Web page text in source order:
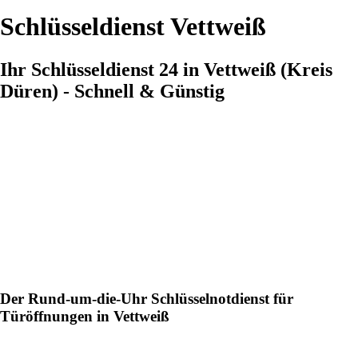
Schlüsseldienst Vettweiß
Ihr Schlüsseldienst 24 in Vettweiß (Kreis
Düren) - Schnell & Günstig
Der Rund-um-die-Uhr Schlüsselnotdienst für
Türöffnungen in Vettweiß